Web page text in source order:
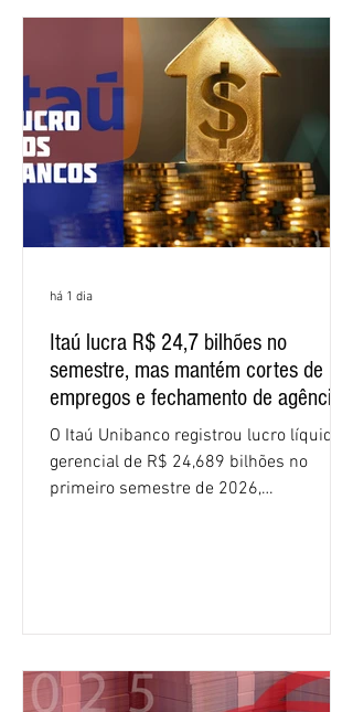
negociação encerrou a discussão das
cláusulas econômicas e sindicais da
minuta, e a representação dos
funcionários cobrou que o banco
apresente uma proposta c
Itaú lucra R$ 24,7 bilhões no
semestre, mas mantém cortes de
empregos e fechamento de agências
O Itaú Unibanco registrou lucro líquido
gerencial de R$ 24,689 bilhões no
primeiro semestre de 2026,
patrimônio líquido médio anualizado
(ROE), no Brasil, chegou a 26% no
há 1 dia